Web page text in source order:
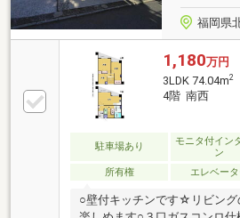
福岡県
1,180万円
3LDK 74.04m2
4階 南西
駐車場あり
モニタ付イン
ン
所有権 エレベー
○壁付キッチンです☆リビング